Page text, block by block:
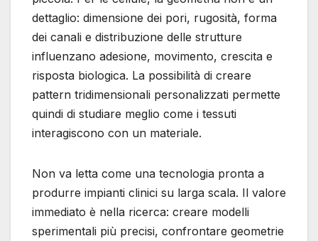
dettaglio: dimensione dei pori, rugosità, forma
dei canali e distribuzione delle strutture
influenzano adesione, movimento, crescita e
risposta biologica. La possibilità di creare
pattern tridimensionali personalizzati permette
quindi di studiare meglio come i tessuti
interagiscono con un materiale.
Non va letta come una tecnologia pronta a
produrre impianti clinici su larga scala. Il valore
immediato è nella ricerca: creare modelli
sperimentali più precisi, confrontare geometrie